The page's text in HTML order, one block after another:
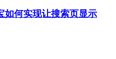
如何实现让搜索页显示